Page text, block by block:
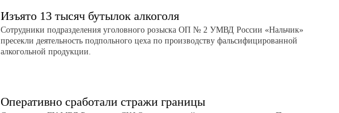
Изъято 13 тысяч бутылок алкоголя
Сотрудники подразделения уголовного розыска ОП № 2 УМВД России «Нальчик»
пресекли деятельность подпольного цеха по производству фальсифицированной
алкогольной продукции.
Оперативно сработали стражи границы